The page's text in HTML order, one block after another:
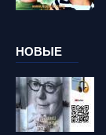
НОВЫЕ